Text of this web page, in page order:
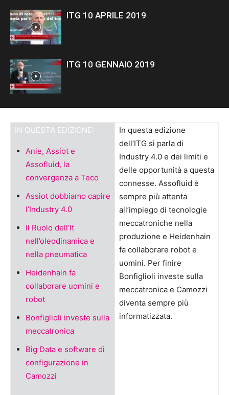
ITG 10 APRILE 2019
ITG 10 GENNAIO 2019
IN QUESTA EDIZIONE:
Anie, Assiot e
Assofluid, la
convergenza a Teco
Assiot dobbiamo capire
l’Industry 4.0
Il Ruolo dell’It
nell’oleodinamica e
nella pneumatica
Heidenhain fa
collaborare uomini e
robot
Bonfiglioli investe sulla
meccatronica
Big Data e software di
configurazione in
Camozzi
In questa edizione
dell’ITG si parla di
Industry 4.0 e dei limiti e
delle opportunità a questa
connesse. Assofluid è
sempre più attenta
all’impiego di tecnologie
meccatroniche nella
produzione e Heidenhain
fa collaborare robot e
uomini. Per finire
Bonfiglioli investe sulla
meccatronica e Camozzi
diventa sempre più
informatizzata.